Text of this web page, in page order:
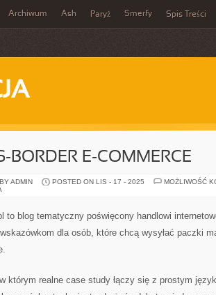
Archiwum Ash Paryż Smerfy Spis Treści
BORDER E-COMMERCE
ADMIN POSTED ON LIS - 17 - 2025
MOŻLIWOŚĆ
to blog tematyczny poświęcony handlowi
dla osób, które chcą wysyłać paczki
którym realne case study łączy się z prostym